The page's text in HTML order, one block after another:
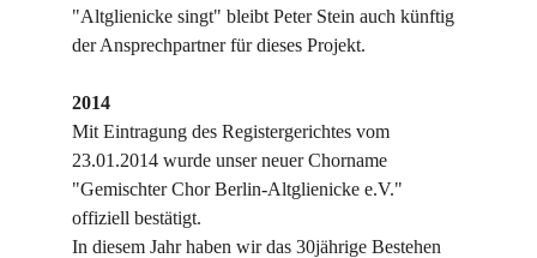
"Altglienicke singt" bleibt Peter Stein auch künftig
der Ansprechpartner für dieses Projekt.
2014
Mit Eintragung des Registergerichtes vom
23.01.2014 wurde unser neuer Chorname
"Gemischter Chor Berlin-Altglienicke e.V."
offiziell bestätigt.
In diesem Jahr haben wir das 30jährige Bestehen